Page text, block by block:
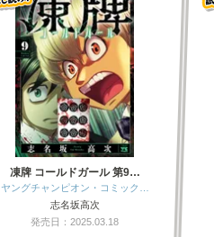
凍牌 コールドガール 第9…
ヤングチャンピオン・コミック…
志名坂高次
発売日：2025.03.18